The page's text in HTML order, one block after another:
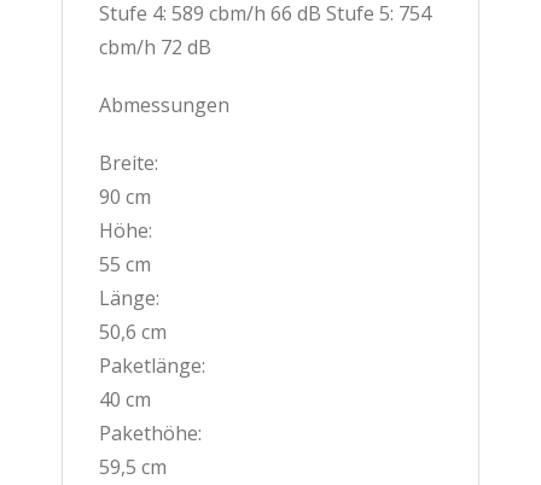
Stufe 4: 589 cbm/h 66 dB Stufe 5: 754
cbm/h 72 dB
Abmessungen
Breite:
90 cm
Höhe:
55 cm
Länge:
50,6 cm
Paketlänge:
40 cm
Pakethöhe:
59,5 cm